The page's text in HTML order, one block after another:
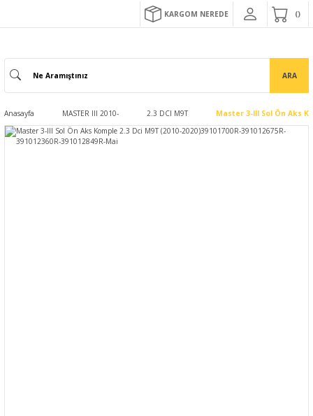
KARGOM NEREDE
ARA
Anasayfa MASTER III 2010- 2.3 DCI M9T Master 3-III Sol Ön Aks